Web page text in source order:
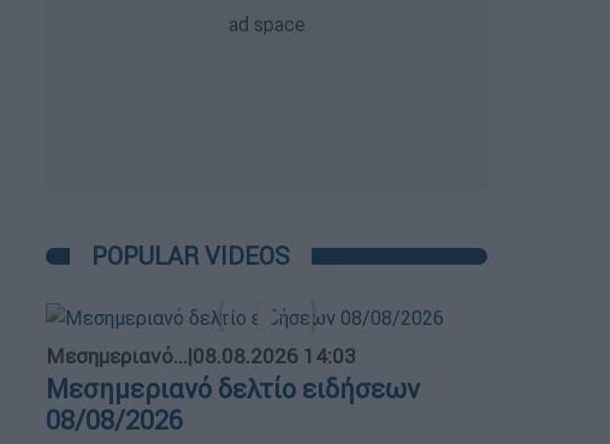
POPULAR VIDEOS
Μεσημεριανό...|08.08.2026 14:03
Μεσημεριανό δελτίο ειδήσεων
08/08/2026